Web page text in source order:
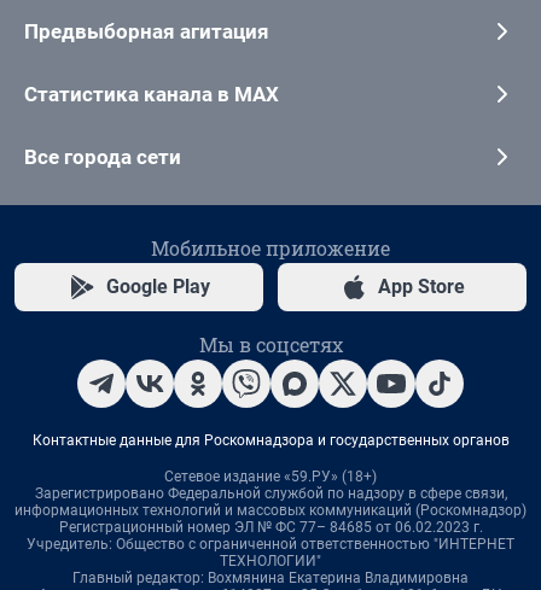
Предвыборная агитация
Статистика канала в MAX
Все города сети
Мобильное приложение
Google Play App Store
Мы в соцсетях
Контактные данные для Роскомнадзора и государственных органов
Сетевое издание «59.РУ» (18+)
Зарегистрировано Федеральной службой по надзору в сфере связи,
информационных технологий и массовых коммуникаций (Роскомнадзор)
Регистрационный номер ЭЛ № ФС 77– 84685 от 06.02.2023 г.
Учредитель: Общество с ограниченной ответственностью "ИНТЕРНЕТ
ТЕХНОЛОГИИ"
Главный редактор: Вохмянина Екатерина Владимировна